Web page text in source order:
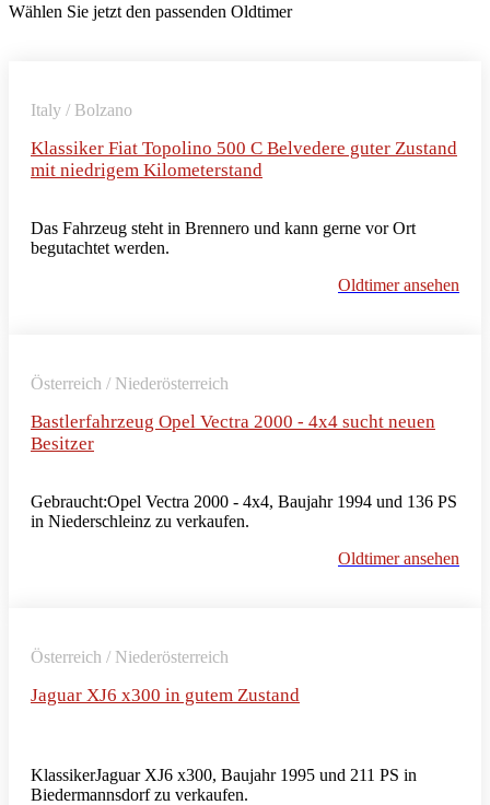
Wählen Sie jetzt den passenden Oldtimer
Italy / Bolzano
Klassiker Fiat Topolino 500 C Belvedere guter Zustand
mit niedrigem Kilometerstand
Das Fahrzeug steht in Brennero und kann gerne vor Ort
begutachtet werden.
Oldtimer ansehen
Österreich / Niederösterreich
Bastlerfahrzeug Opel Vectra 2000 - 4x4 sucht neuen
Besitzer
Gebraucht:Opel Vectra 2000 - 4x4, Baujahr 1994 und 136 PS
in Niederschleinz zu verkaufen.
Oldtimer ansehen
Österreich / Niederösterreich
Jaguar XJ6 x300 in gutem Zustand
KlassikerJaguar XJ6 x300, Baujahr 1995 und 211 PS in
Biedermannsdorf zu verkaufen.